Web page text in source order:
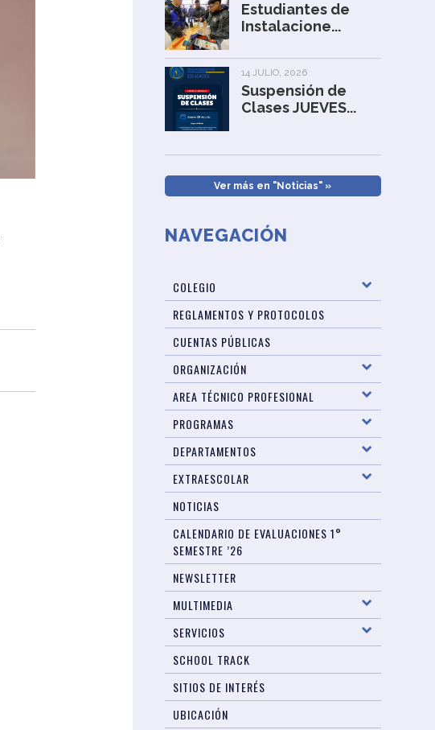
Estudiantes de
Instalacione...
14 JULIO, 2026
Suspensión de
Clases JUEVES...
Ver más en "Noticias" »
NAVEGACIÓN
COLEGIO
REGLAMENTOS Y PROTOCOLOS
CUENTAS PÚBLICAS
ORGANIZACIÓN
AREA TÉCNICO PROFESIONAL
PROGRAMAS
DEPARTAMENTOS
EXTRAESCOLAR
NOTICIAS
CALENDARIO DE EVALUACIONES 1°
SEMESTRE ’26
NEWSLETTER
MULTIMEDIA
SERVICIOS
SCHOOL TRACK
SITIOS DE INTERÉS
UBICACIÓN